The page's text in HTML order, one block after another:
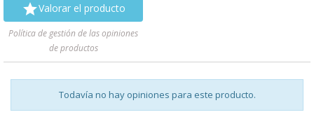
Valorar el producto
Política de gestión de las opiniones
de productos
Todavía no hay opiniones para este producto.